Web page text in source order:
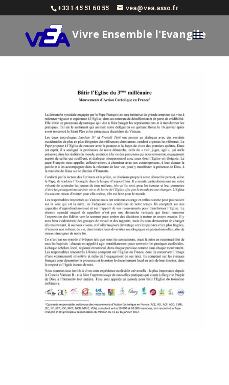
+33 1 45 51 60 55 vea@vea.asso.fr
Vivre Ensemble l'Evangile